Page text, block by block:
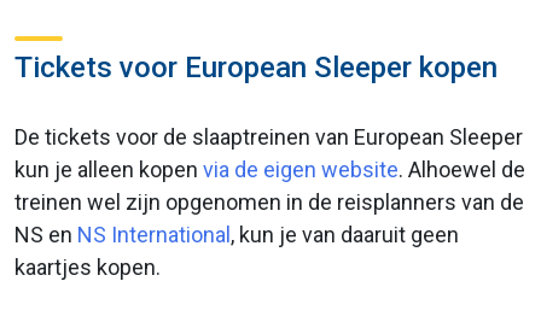
Tickets voor European Sleeper kopen
De tickets voor de slaaptreinen van European Sleeper
kun je alleen kopen via de eigen website. Alhoewel de
treinen wel zijn opgenomen in de reisplanners van de
NS en NS International, kun je van daaruit geen
kaartjes kopen.